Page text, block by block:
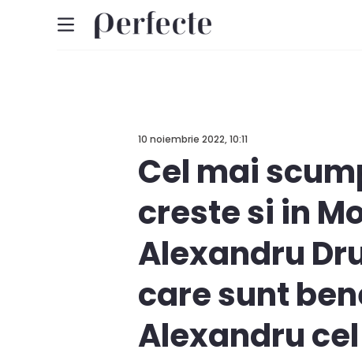
10 noiembrie 2022, 10:11
Cel mai
creste si in
Alexandru
care sunt
Alexandru